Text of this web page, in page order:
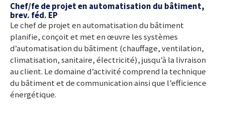
Chef/fe de projet en automatisation du bâtiment,
brev. féd. EP
Le chef de projet en automatisation du bâtiment
planifie, conçoit et met en œuvre les systèmes
d’automatisation du bâtiment (chauffage, ventilation,
climatisation, sanitaire, électricité), jusqu’à la livraison
au client. Le domaine d’activité comprend la technique
du bâtiment et de communication ainsi que l’efficience
énergétique.